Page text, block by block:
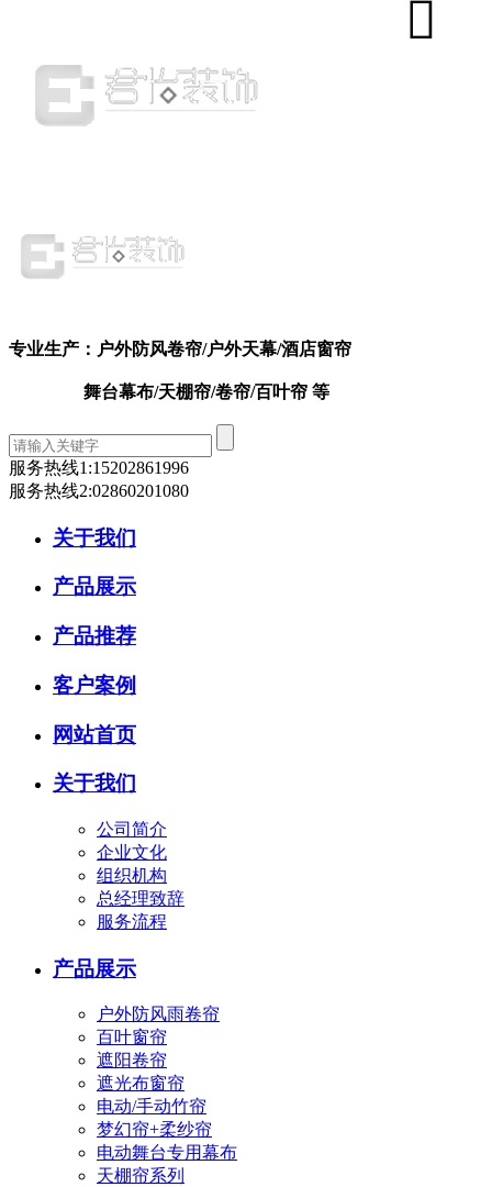
专业生产：户外防风卷帘/户外天幕/酒店窗帘
舞台幕布/天棚帘/卷帘/百叶帘 等
服务热线1:15202861996
服务热线2:02860201080
关于我们
产品展示
产品推荐
客户案例
网站首页
关于我们
公司简介
企业文化
组织机构
总经理致辞
服务流程
产品展示
户外防风雨卷帘
百叶窗帘
遮阳卷帘
遮光布窗帘
电动/手动竹帘
梦幻帘+柔纱帘
电动舞台专用幕布
天棚帘系列